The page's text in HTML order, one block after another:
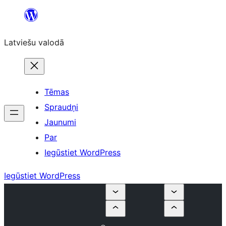
Pāriet
saturu
Latviešu valodā
Tēmas
Spraudņi
Jaunumi
Par
Iegūstiet WordPress
Iegūstiet WordPress